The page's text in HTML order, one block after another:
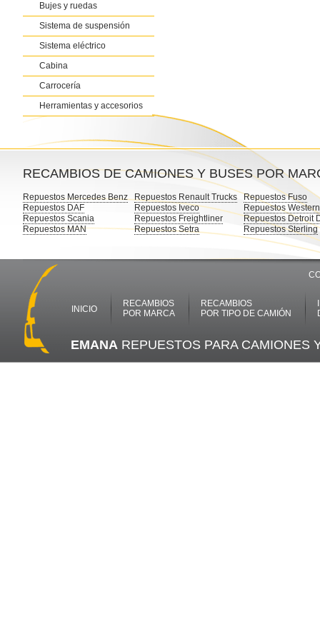
Bujes y ruedas
Sistema de suspensión
Sistema eléctrico
Cabina
Carrocería
Herramientas y accesorios
RECAMBIOS DE CAMIONES Y BUSES POR
Repuestos Mercedes Benz
Repuestos DAF
Repuestos Scania
Repuestos MAN
Repuestos Renault Trucks
Repuestos Iveco
Repuestos Freightliner
Repuestos Setra
Repuestos Fuso
Repuestos
Repuestos Detroit
Repuestos Sterling
INICIO
RECAMBIOS
POR MARCA
RECAMBIOS
POR TIPO DE CAMIÓN
EMANA REPUESTOS PARA CAMIONES